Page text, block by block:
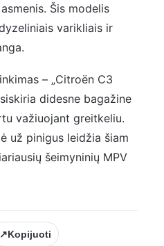
Šis modelis
varikliais ir
– „Citroën C3
didesne bagažine
važiuojant greitkeliu.
už pinigus leidžia šiam
šeimyninių MPV
↗Kopijuoti